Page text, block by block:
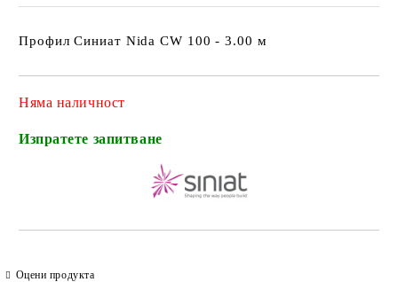
Профил Синиат Nida CW 100 - 3.00 м
Няма наличност
Изпратете запитване
Оцени продукта